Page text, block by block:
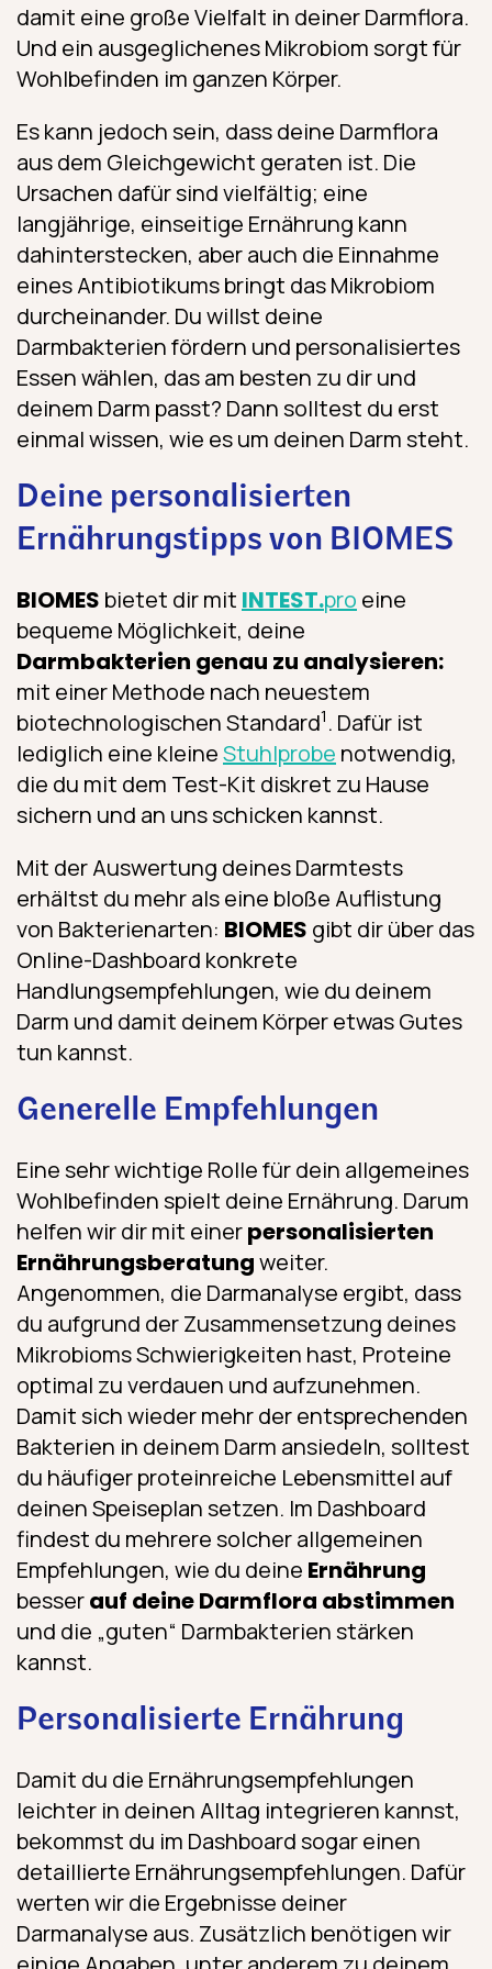
damit eine große Vielfalt in deiner Darmflora.
Und ein ausgeglichenes Mikrobiom sorgt für
Wohlbefinden im ganzen Körper.
Es kann jedoch sein, dass deine Darmflora
aus dem Gleichgewicht geraten ist. Die
Ursachen dafür sind vielfältig; eine
langjährige, einseitige Ernährung kann
dahinterstecken, aber auch die Einnahme
eines Antibiotikums bringt das Mikrobiom
durcheinander. Du willst deine
Darmbakterien fördern und personalisiertes
Essen wählen, das am besten zu dir und
deinem Darm passt? Dann solltest du erst
einmal wissen, wie es um deinen Darm steht.
Deine personalisierten
Ernährungstipps von BIOMES
BIOMES bietet dir mit INTEST.pro eine
bequeme Möglichkeit, deine
Darmbakterien genau zu analysieren:
mit einer Methode nach neuestem
biotechnologischen Standard1. Dafür ist
lediglich eine kleineStuhlprobe notwendig,
die du mit dem Test-Kit diskret zu Hause
sichern und an uns schicken kannst.
Mit der Auswertung deines Darmtests
erhältst du mehr als eine bloße Auflistung
von Bakterienarten: BIOMES gibt dir über das
Online-Dashboard konkrete
Handlungsempfehlungen, wie du deinem
Darm und damit deinem Körper etwas Gutes
tun kannst.
Generelle Empfehlungen
Eine sehr wichtige Rolle für dein allgemeines
Wohlbefinden spielt deine Ernährung. Darum
helfen wir dir mit einerpersonalisierten
Ernährungsberatungweiter.
Angenommen, die Darmanalyse ergibt, dass
du aufgrund der Zusammensetzung deines
Mikrobioms Schwierigkeiten hast, Proteine
optimal zu verdauen und aufzunehmen.
Damit sich wieder mehr der entsprechenden
Bakterien in deinem Darm ansiedeln, solltest
du häufiger proteinreiche Lebensmittel auf
deinen Speiseplan setzen. Im Dashboard
findest du mehrere solcher allgemeinen
Empfehlungen, wie du deine Ernährung
besserauf deine Darmflora abstimmen
und die „guten“ Darmbakterien stärken
kannst.
Personalisierte Ernährung
Damit du die Ernährungs­empfehlungen
leichter in deinen Alltag integrieren kannst,
bekommst du im Dashboard sogar einen
detaillierte Ernährungs­empfehlungen. Dafür
werten wir die Ergebnisse deiner
Darmanalyse aus. Zusätzlich benötigen wir
Spare 10 % auf deinen 1. Darmfloratest
Melde dich für unseren Newsletter an, bleibe über
Darmthemen informiert und spare 10 % bei deiner